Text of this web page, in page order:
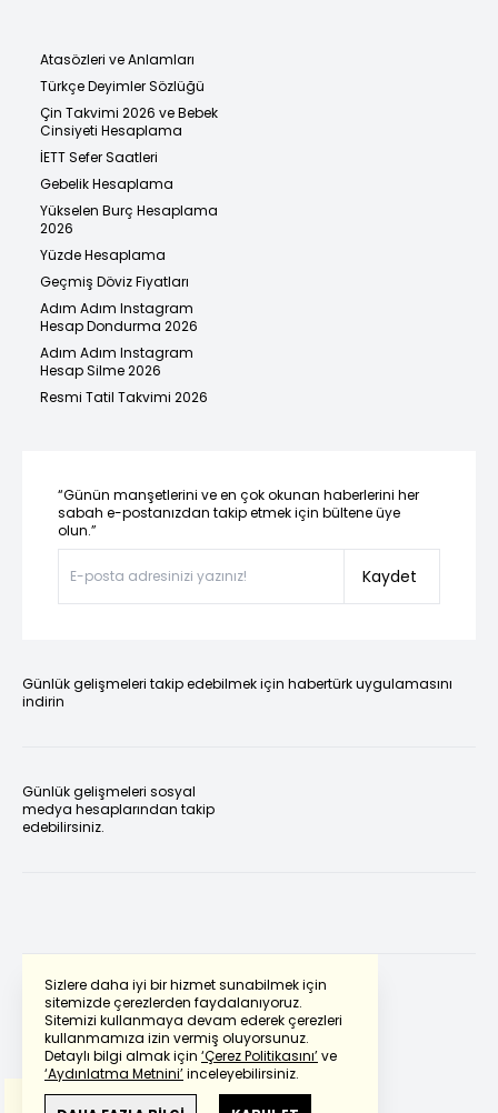
Sizlere daha iyi bir hizmet sunabilmek için
sitemizde çerezlerden faydalanıyoruz.
Sitemizi kullanmaya devam ederek çerezleri
kullanmamıza izin vermiş oluyorsunuz.
Detaylı bilgi almak için ‘Çerez Politikasını’ve
‘Aydınlatma Metnini’inceleyebilirsiniz.
Atasözleri ve Anlamları
Türkçe Deyimler Sözlüğü
Çin Takvimi 2026 ve Bebek
Cinsiyeti Hesaplama
İETT Sefer Saatleri
Gebelik Hesaplama
Yükselen Burç Hesaplama
2026
Yüzde Hesaplama
Geçmiş Döviz Fiyatları
Adım Adım Instagram
Hesap Dondurma 2026
Adım Adım Instagram
Hesap Silme 2026
Resmi Tatil Takvimi 2026
“Günün manşetlerini ve en çok okunan haberlerini her
sabah e-postanızdan takip etmek için bültene üye
olun.”
Kaydet
Günlük gelişmeleri takip edebilmek için habertürk uygulamasını
indirin
Günlük gelişmeleri sosyal
medya hesaplarından takip
edebilirsiniz.
Powered by Translate
Bu çevirideGoogle Transletekullanılmıştır.